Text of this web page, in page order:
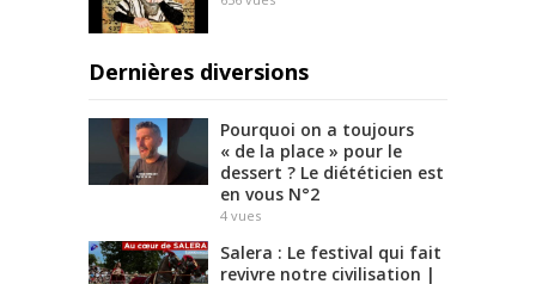
Dernières diversions
Pourquoi on a toujours
« de la place » pour le
dessert ? Le diététicien est
en vous N°2
4 vues
Salera : Le festival qui fait
revivre notre civilisation |